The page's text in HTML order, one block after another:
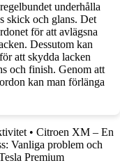
underhålla
skick och glans. Det
för att avlägsna
Dessutom kan
att skydda lacken
och finish. Genom att
kan man förlänga
• Citroen XM – En
Vanliga problem och
Premium